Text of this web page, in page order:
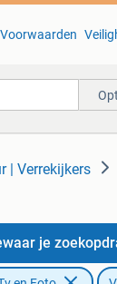
Voorwaarden
| Verrekijkers
je